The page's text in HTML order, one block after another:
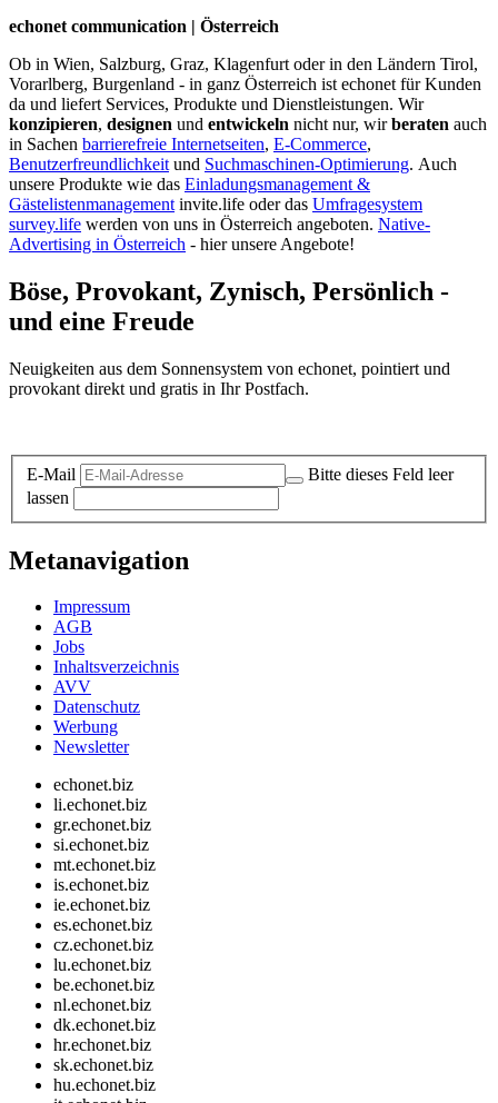
echonet communication | Österreich
Ob in Wien, Salzburg, Graz, Klagenfurt oder in den Ländern Tirol,
Vorarlberg, Burgenland - in ganz Österreich ist echonet für Kunden
da und liefert Services, Produkte und Dienstleistungen. Wir
konzipieren, designen und entwickeln nicht nur, wirberaten auch
in Sachen barrierefreie Internetseiten, E-Commerce,
Benutzerfreundlichkeit und Suchmaschinen-Optimierung. Auch
unsere Produkte wie das Einladungsmanagement &
Gästelistenmanagement invite.life oder das Umfragesystem
survey.life werden von uns in Österreich angeboten. Native-
Advertising in Österreich - hier unsere Angebote!
Böse, Provokant, Zynisch, Persönlich -
und eine Freude
Neuigkeiten aus dem Sonnensystem von echonet, pointiert und
provokant direkt und gratis in Ihr Postfach.
E-Mail
Bitte dieses Feld leer
lassen
Metanavigation
Impressum
AGB
Jobs
Inhaltsverzeichnis
AVV
Datenschutz
Werbung
Newsletter
echonet.biz
li.echonet.biz
gr.echonet.biz
si.echonet.biz
mt.echonet.biz
is.echonet.biz
ie.echonet.biz
es.echonet.biz
cz.echonet.biz
lu.echonet.biz
be.echonet.biz
nl.echonet.biz
dk.echonet.biz
hr.echonet.biz
sk.echonet.biz
hu.echonet.biz